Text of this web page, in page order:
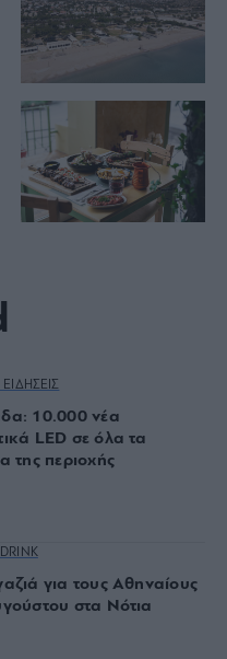
ΕΙΔΗΣΕΙΣ
10.000 νέα
LED σε όλα τα
της περιοχής
για τους Αθηναίους
στα Νότια